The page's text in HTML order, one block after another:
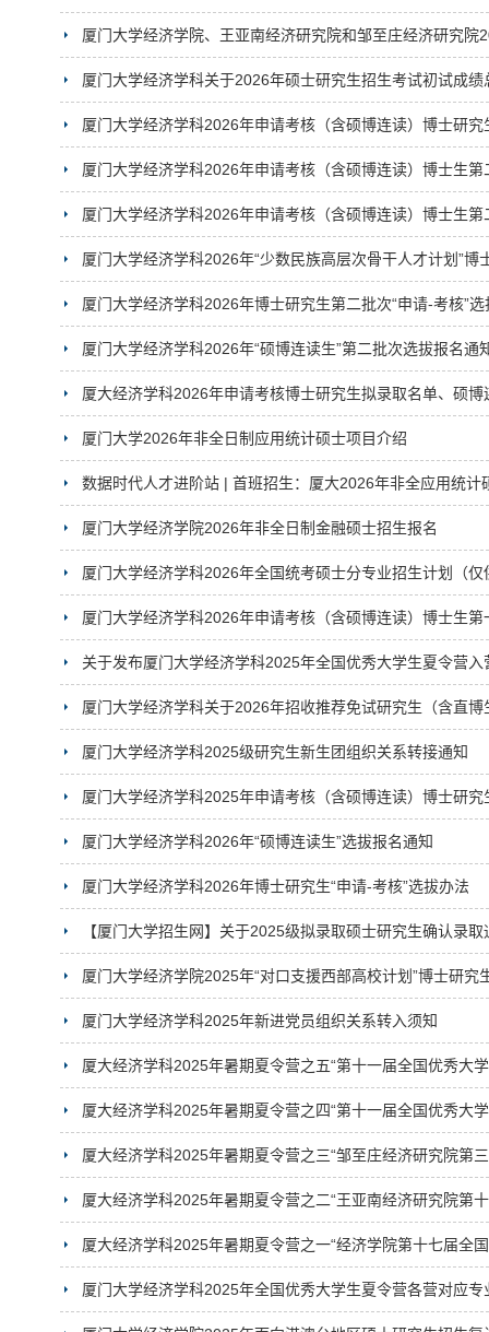
厦门大学经济学院、王亚南经济研究院和邹至庄经济研究院
厦门大学经济学科关于2026年硕士研究生招生考试初试成
厦门大学经济学科2026年申请考核（含硕博连读）博士研
厦门大学经济学科2026年申请考核（含硕博连读）博士生
厦门大学经济学科2026年申请考核（含硕博连读）博士生第
厦门大学经济学科2026年“少数民族高层次骨干人才计划”
厦门大学经济学科2026年博士研究生第二批次“申请-考核”选
厦门大学经济学科2026年“硕博连读生”第二批次选拔报名通
厦大经济学科2026年申请考核博士研究生拟录取名单、硕
厦门大学2026年非全日制应用统计硕士项目介绍
数据时代人才进阶站 | 首班招生：厦大2026年非全应用统计
厦门大学经济学院2026年非全日制金融硕士招生报名
厦门大学经济学科2026年全国统考硕士分专业招生计划（仅
厦门大学经济学科2026年申请考核（含硕博连读）博士生第
关于发布厦门大学经济学科2025年全国优秀大学生夏令营入
厦门大学经济学科关于2026年招收推荐免试研究生（含直
厦门大学经济学科2025级研究生新生团组织关系转接通知
厦门大学经济学科2025年申请考核（含硕博连读）博士研究
厦门大学经济学科2026年“硕博连读生”选拔报名通知
厦门大学经济学科2026年博士研究生“申请-考核”选拔办法
【厦门大学招生网】关于2025级拟录取硕士研究生确认录
厦门大学经济学院2025年“对口支援西部高校计划”博士研究
厦门大学经济学科2025年新进党员组织关系转入须知
厦大经济学科2025年暑期夏令营之五“第十一届全国优秀大
厦大经济学科2025年暑期夏令营之四“第十一届全国优秀大
厦大经济学科2025年暑期夏令营之三“邹至庄经济研究院第
厦大经济学科2025年暑期夏令营之二“王亚南经济研究院第
厦大经济学科2025年暑期夏令营之一“经济学院第十七届全
厦门大学经济学科2025年全国优秀大学生夏令营各营对应专